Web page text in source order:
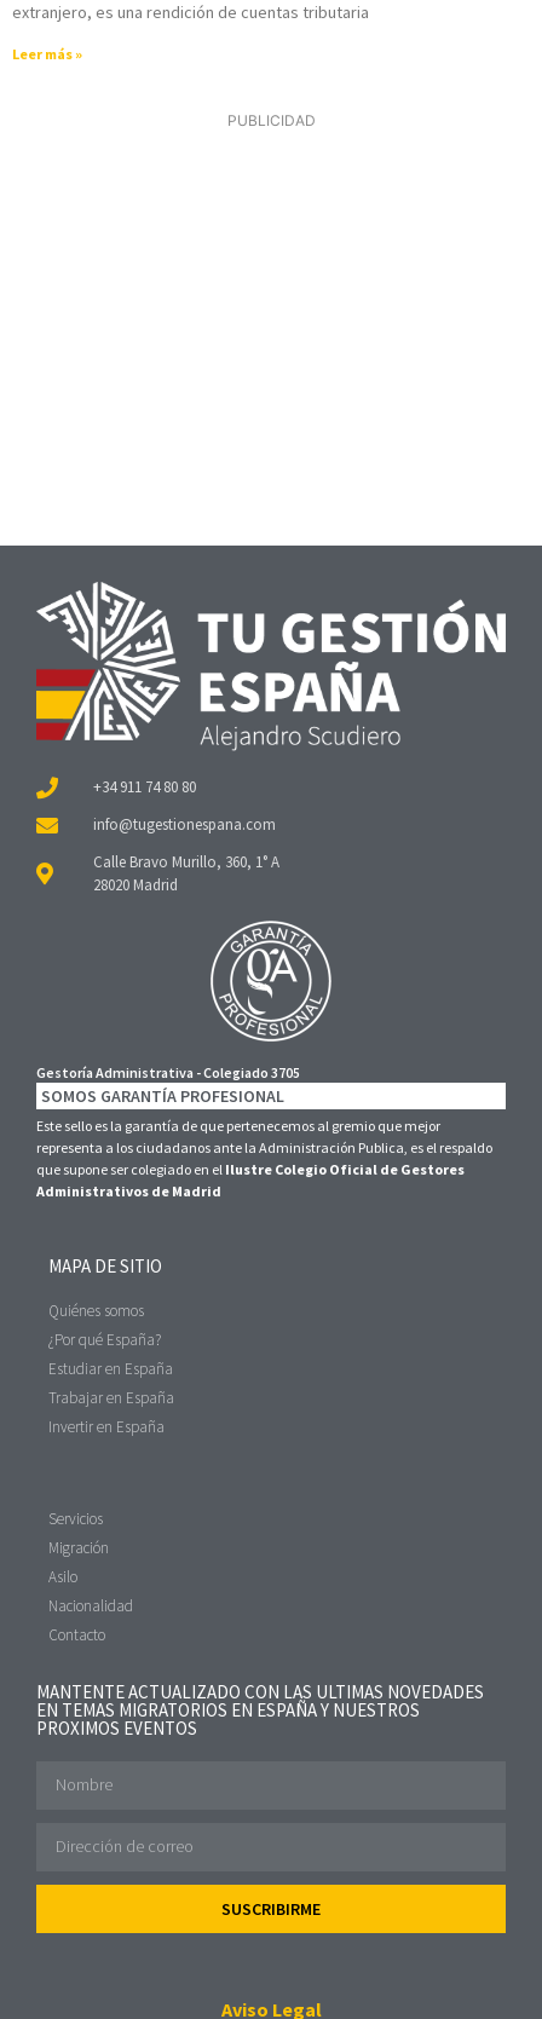
extranjero, es una rendición de cuentas tributaria
Leer más »
PUBLICIDAD
+34 911 74 80 80
Calle Bravo Murillo, 360, 1° A
28020 Madrid
Gestoría Administrativa - Colegiado 3705
SOMOS GARANTÍA PROFESIONAL
Este sello es la garantía de que pertenecemos al gremio que mejor
representa a los ciudadanos ante la Administración Publica, es el respaldo
que supone ser colegiado en el Ilustre Colegio Oficial de Gestores
Administrativos de Madrid
MAPA DE SITIO
Quiénes somos
¿Por qué España?
Estudiar en España
Trabajar en España
Invertir en España
Servicios
Migración
Asilo
Nacionalidad
Contacto
MANTENTE ACTUALIZADO CON LAS ULTIMAS NOVEDADES
EN TEMAS MIGRATORIOS EN ESPAÑA Y NUESTROS
PROXIMOS EVENTOS
SUSCRIBIRME
Aviso Legal